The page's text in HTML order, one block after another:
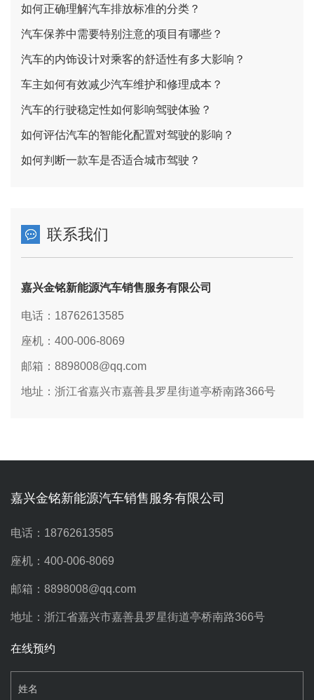
如何正确理解汽车排放标准的分类？
汽车保养中需要特别注意的项目有哪些？
汽车的内饰设计对乘客的舒适性有多大影响？
车主如何有效减少汽车维护和修理成本？
汽车的行驶稳定性如何影响驾驶体验？
如何评估汽车的智能化配置对驾驶的影响？
如何判断一款车是否适合城市驾驶？
联系我们
嘉兴金铭新能源汽车销售服务有限公司
电话：18762613585
座机：400-006-8069
邮箱：8898008@qq.com
地址：浙江省嘉兴市嘉善县罗星街道亭桥南路366号
嘉兴金铭新能源汽车销售服务有限公司
电话：18762613585
座机：400-006-8069
邮箱：8898008@qq.com
地址：浙江省嘉兴市嘉善县罗星街道亭桥南路366号
在线预约